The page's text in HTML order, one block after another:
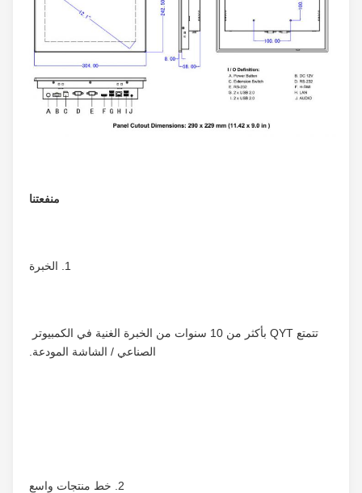
منفعتنا
تتمتع QYT بأكثر من 10 سنوات من الخبرة الغنية في الكمبيوتر
الصناعي / الشاشة المودعة.